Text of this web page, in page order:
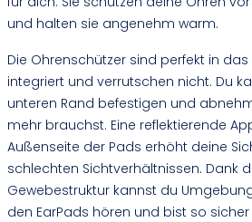
und halten sie angenehm warm.
Die Ohrenschützer sind perfekt in
integriert und verrutschen nicht. Du
unteren Rand befestigen und
mehr brauchst. Eine reflektierende
Außenseite der Pads erhöht deine
schlechten Sichtverhältnissen. Dank
Gewebestruktur kannst du
den EarPads hören und bist so